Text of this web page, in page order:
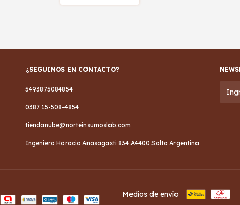
¿SEGUIMOS EN CONTACTO?
5493875084854
0387 15-508-4854
tiendanube@norteinsumoslab.com
Ingeniero Horacio Anasagasti 834 A4400 Salta Argentina
Medios de envío